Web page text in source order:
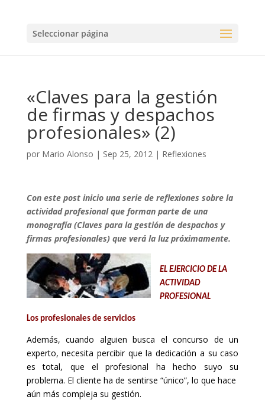
Seleccionar página
«Claves para la gestión
de firmas y despachos
profesionales» (2)
por Mario Alonso | Sep 25, 2012| Reflexiones
Con este post inicio una serie de reflexiones sobre la
actividad profesional que forman parte de una
monografía (Claves para la gestión de despachos y
firmas profesionales) que verá la luz próximamente.
EL EJERCICIO DE LA
ACTIVIDAD
PROFESIONAL
Los profesionales de servicios
Además, cuando alguien busca el concurso de un
experto, necesita percibir que la dedicación a su caso
es total, que el profesional ha hecho suyo su
problema. El cliente ha de sentirse “único”, lo que hace
aún más compleja su gestión.